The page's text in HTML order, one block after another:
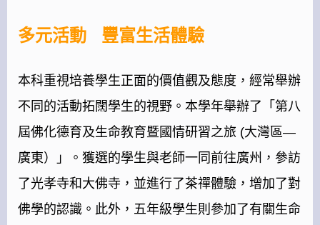
多元活動 豐富生活體驗
本科重視培養學生正面的價值觀及態度，經常舉辦
不同的活動拓闊學生的視野。本學年舉辦了「第八
屆佛化德育及生命教育暨國情研習之旅 (大灣區—
廣東）」。獲選的學生與老師一同前往廣州，參訪
了光孝寺和大佛寺，並進行了茶禪體驗，增加了對
佛學的認識。此外，五年級學生則參加了有關生命